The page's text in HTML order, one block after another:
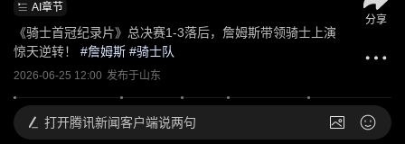
AI章节
《骑士首冠纪录片》总决赛1-3落后，詹姆斯带领骑士上演
惊天逆转！
#詹姆斯 #骑士队
2026-06-25 12:00 发布于山东
分享
打开腾讯新闻客户端说两句